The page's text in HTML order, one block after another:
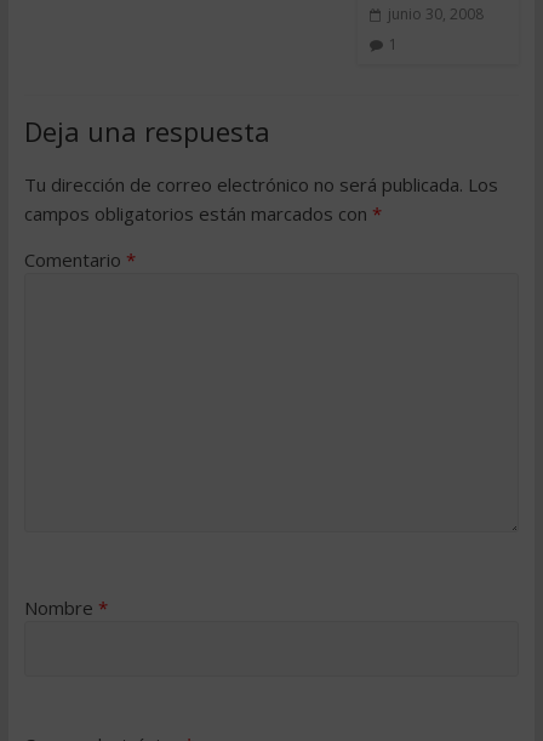
junio 30, 2008
1
Deja una respuesta
Tu dirección de correo electrónico no será publicada. Los
campos obligatorios están marcados con *
Comentario *
Nombre *